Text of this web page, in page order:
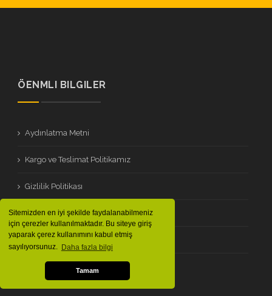
Sitemizden en iyi şekilde faydalanabilmeniz
için çerezler kullanılmaktadır. Bu siteye giriş
yaparak çerez kullanımını kabul etmiş
sayılıyorsunuz. Daha fazla bilgi
Tamam
ÖENMLI BILGILER
Aydınlatma Metni
Kargo ve Teslimat Politikamız
Gizlilik Politikası
Mesafeli Satış Sözleşmesi
İptal / İade Koşulları
Site Kullanım Şartları